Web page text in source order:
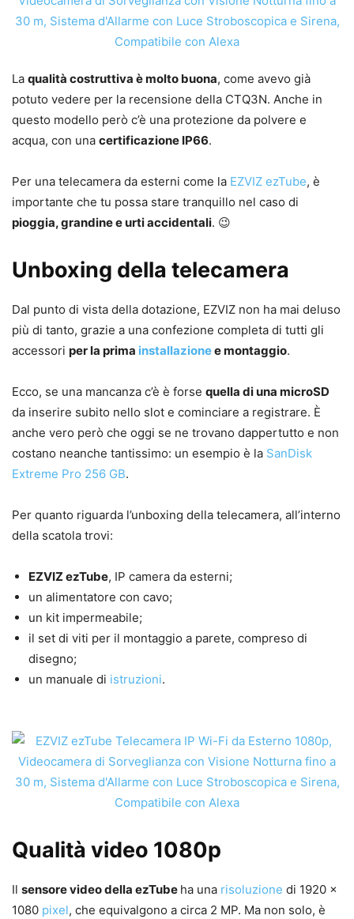
La qualità costruttiva è molto buona, come avevo già
potuto vedere per la recensione della CTQ3N. Anche in
questo modello però c’è una protezione da polvere e
acqua, con una certificazione IP66.
Per una telecamera da esterni come la EZVIZ ezTube, è
importante che tu possa stare tranquillo nel caso di
pioggia, grandine e urti accidentali. 😉
Unboxing della telecamera
Dal punto di vista della dotazione, EZVIZ non ha mai deluso
più di tanto, grazie a una confezione completa di tutti gli
accessori per la prima installazionee montaggio.
Ecco, se una mancanza c’è è forse quella di una microSD
da inserire subito nello slot e cominciare a registrare. È
anche vero però che oggi se ne trovano dappertutto e non
costano neanche tantissimo: un esempio è la SanDisk
Extreme Pro 256 GB.
Per quanto riguarda l’unboxing della telecamera, all’interno
della scatola trovi:
EZVIZ ezTube, IP camera da esterni;
un alimentatore con cavo;
un kit impermeabile;
il set di viti per il montaggio a parete, compreso di
disegno;
un manuale di istruzioni.
Qualità video 1080p
Il sensore video della ezTube ha una risoluzione di 1920 x
1080 pixel, che equivalgono a circa 2 MP. Ma non solo, è